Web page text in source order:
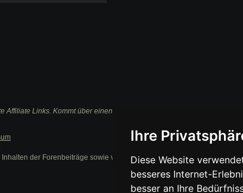
Ihre
Diese Website
besseres Internet-
besser an Ihre
Links. Kommt über einen solchen Link ein Einkauf zustande,
der Forenbeiträge sowie verlinkter Internetseiten.